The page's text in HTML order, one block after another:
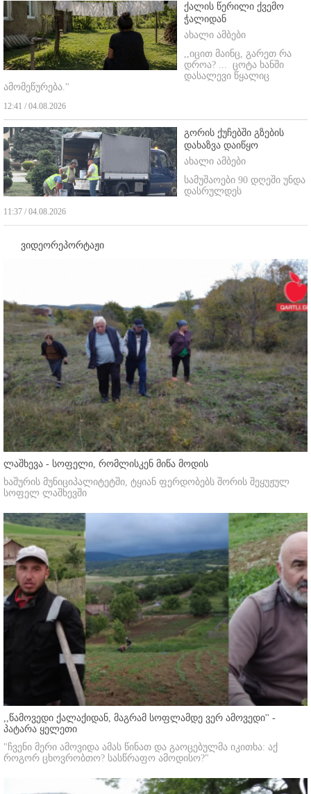
ქალის წერილი ქვემო
ჭალიდან
ახალი ამბები
,,იცით მაინც, გარეთ რა
დროა? ... ცოტა ხანში
დასალევი წყალიც
ამომეწურება."
12:41 / 04.08.2026
გორის ქუჩებში გზების
დახაზვა დაიწყო
ახალი ამბები
სამუშაოები 90 დღეში უნდა
დასრულდეს
11:37 / 04.08.2026
ვიდეორეპორტაჟი
ლაშხევა - სოფელი, რომლისკენ მიწა მოდის
ხაშურის მუნიციპალიტეტში, ტყიან ფერდობებს შორის შეყუჟულ
სოფელ ლაშხევში
,,წამოვედი ქალაქიდან, მაგრამ სოფლამდე ვერ ამოვედი'' -
პატარა ყელეთი
"ჩვენი მერი ამოვიდა ამას წინათ და გაოცებულმა იკითხა: აქ
როგორ ცხოვრობთო? სასწრაფო ამოდისო?"